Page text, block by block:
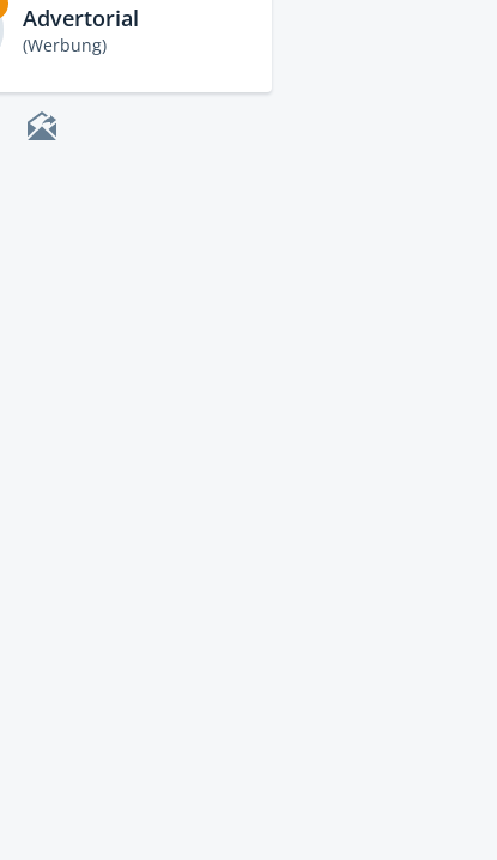
Advertorial
(Werbung)